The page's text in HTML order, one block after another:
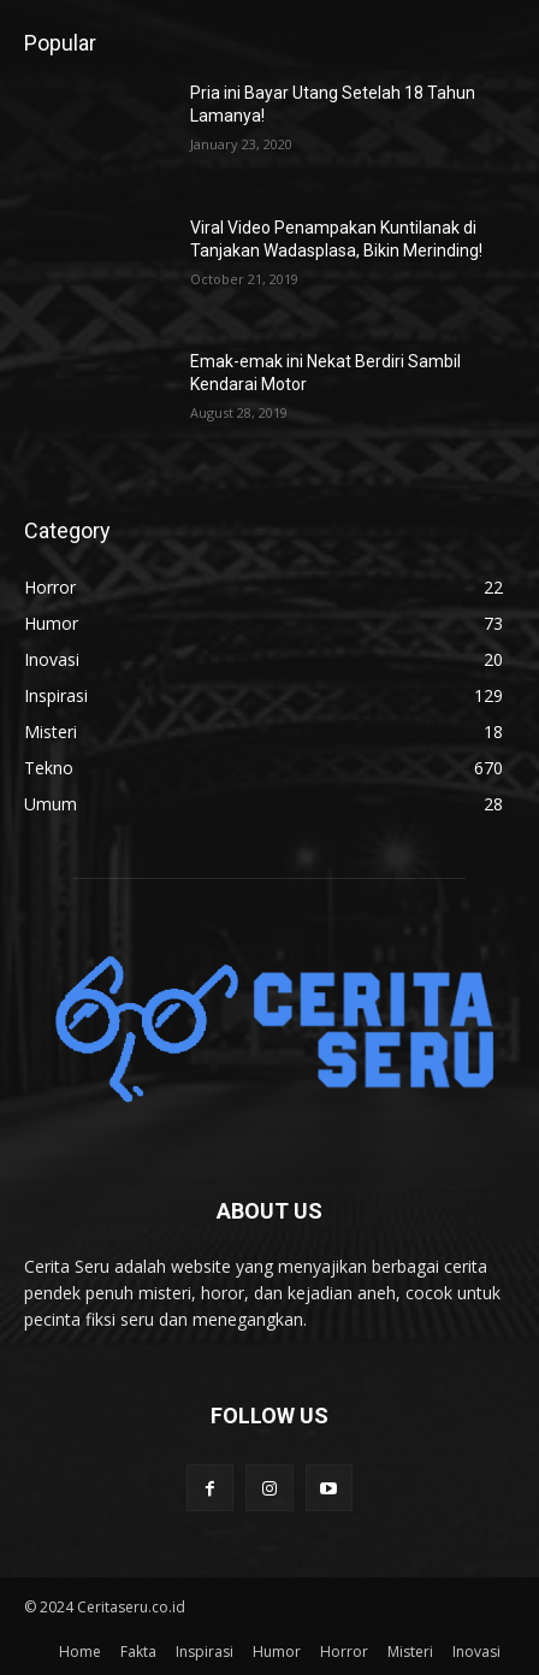
Popular
Pria ini Bayar Utang Setelah 18 Tahun
Lamanya!
January 23, 2020
Viral Video Penampakan Kuntilanak di
Tanjakan Wadasplasa, Bikin Merinding!
October 21, 2019
Emak-emak ini Nekat Berdiri Sambil
Kendarai Motor
August 28, 2019
Category
Horror
22
Humor
73
Inovasi
20
Inspirasi
129
Misteri
18
Tekno
670
Umum
28
ABOUT US
Cerita Seru adalah website yang menyajikan berbagai cerita
pendek penuh misteri, horor, dan kejadian aneh, cocok untuk
pecinta fiksi seru dan menegangkan.
FOLLOW US
© 2024 Ceritaseru.co.id
Home Fakta Inspirasi Humor Horror Misteri Inovasi